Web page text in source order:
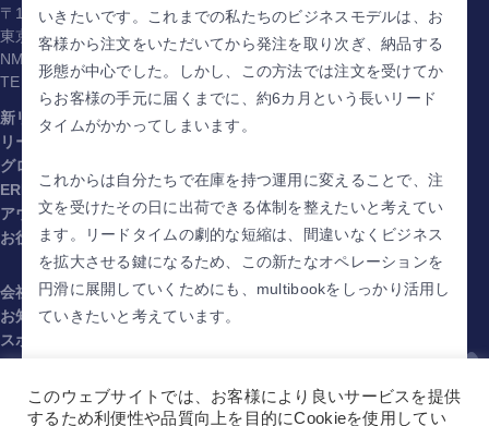
いきたいです。これまでの私たちのビジネスモデルは、お
客様から注文をいただいてから発注を取り次ぎ、納品する
形態が中心でした。しかし、この方法では注文を受けてか
らお客様の手元に届くまでに、約6カ月という長いリード
タイムがかかってしまいます。
これからは自分たちで在庫を持つ運用に変えることで、注
文を受けたその日に出荷できる体制を整えたいと考えてい
ます。リードタイムの劇的な短縮は、間違いなくビジネス
を拡大させる鍵になるため、この新たなオペレーションを
円滑に展開していくためにも、multibookをしっかり活用し
ていきたいと考えています。
た。現在は、10年目を迎える2030年に向けてどのような
〒141-0031
東京都品川区西五反田1-1-8
NMF五反田駅前ビル5階
TEL. 03-6450-2090
新リース対応
リース資産管理
グローバルクラウド
ERP
アウトソーシング
お役立ち資料
パートナー
ブログ・コラム
会社概要
お知らせ
スポンサー
情報セキュリティ方針
利用規約（multibook）（JA）
このウェブサイトでは、お客様により良いサービスを提供
するため利便性や品質向上を目的にCookieを使用してい